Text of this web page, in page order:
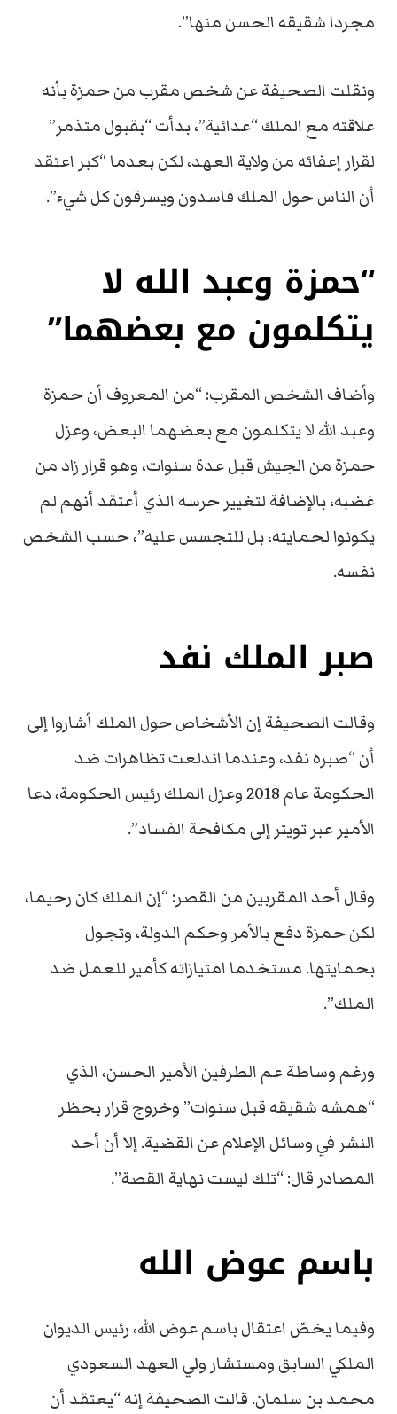
مجردا شقيقه الحسن منها”.
ونقلت الصحيفة عن شخص مقرب من حمزة بأنه
علاقته مع الملك “عدائية”، بدأت “بقبول متذمر”
لقرار إعفائه من ولاية العهد، لكن بعدما “كبر اعتقد
أن الناس حول الملك فاسدون ويسرقون كل شيء”.
“حمزة وعبد الله لا
يتكلمون مع بعضهما”
وأضاف الشخص المقرب: “من المعروف أن حمزة
وعبد الله لا يتكلمون مع بعضهما البعض، وعزل
حمزة من الجيش قبل عدة سنوات، وهو قرار زاد من
غضبه، بالإضافة لتغيير حرسه الذي أعتقد أنهم لم
يكونوا لحمايته، بل للتجسس عليه”، حسب الشخص
نفسه.
صبر الملك نفد
وقالت الصحيفة إن الأشخاص حول الملك أشاروا إلى
أن “صبره نفد، وعندما اندلعت تظاهرات ضد
الحكومة عام 2018 وعزل الملك رئيس الحكومة، دعا
الأمير عبر تويتر إلى مكافحة الفساد”.
وقال أحد المقربين من القصر: “إن الملك كان رحيما،
لكن حمزة دفع بالأمر وحكم الدولة، وتجول
بحمايتها. مستخدما امتيازاته كأمير للعمل ضد
الملك”.
ورغم وساطة عم الطرفين الأمير الحسن، الذي
“همشه شقيقه قبل سنوات” وخروج قرار بحظر
النشر في وسائل الإعلام عن القضية. إلا أن أحد
المصادر قال: “تلك ليست نهاية القصة”.
باسم عوض الله
وفيما يخصّ اعتقال باسم عوض الله، رئيس الديوان
الملكي السابق ومستشار ولي العهد السعودي
محمد بن سلمان. قالت الصحيفة إنه “يعتقد أن